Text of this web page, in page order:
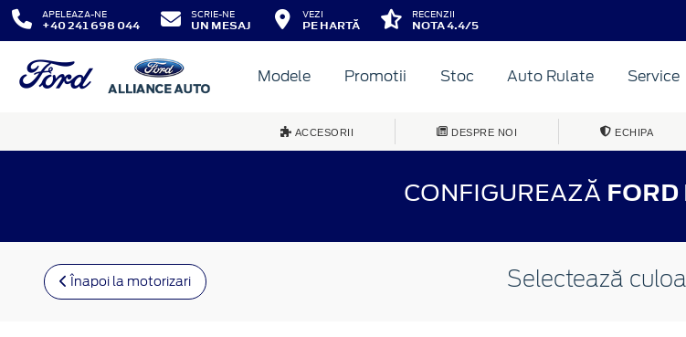
APELEAZA-NE
+40 241 698 044
SCRIE-NE
UN MESAJ
VEZI
PE HARTĂ
RECENZII
NOTA 4.4/5
Modele Promotii Stoc Auto Rulate Service
ACCESORII DESPRE NOI ECHIPA
CONFIGUREAZĂ
Înapoi la motorizari Selectează